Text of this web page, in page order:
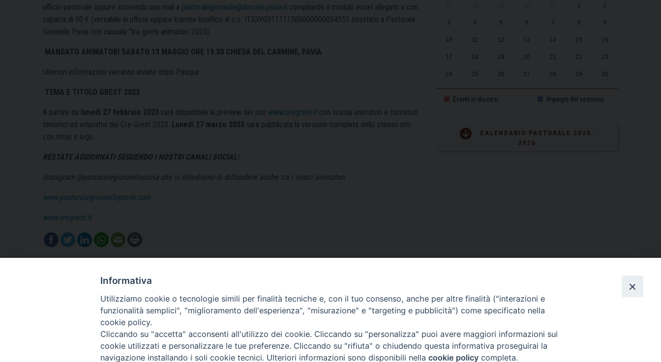
ufficio pastorale oppure scrivendo una mail a pastoralegiovanile@diocesi.pavia.it compilando il modulo excel allegato e con
caparra di 50 € (versabile in ufficio oppure tramite bonifico al c.c. IT33V0311111300000000054551 intestato a Pastorale
Giovanile Pavia con causale “tre giorni animatori 2023).
MANDATO ANIMATORI SABATO 13 MAGGIO ORE 19.30 CHIESA DEL CARMINE, PAVIA
Ulteriori informazioni verranno inviate dopo Pasqua.
TEMA E TITOLO GREST 2023
A partire da lunedì 27 febbraio 2023 sarà disponibile la preview del sito www.cregrest.it con scuola animatori e contenuti
tematici ed educativi del Cre-Grest 2023. Lunedì 27 marzo 2023 sarà pubblicata la versione completa dello stesso sito
con titolo e logo.
RESTATE AGGIORNATI SEGUENDO I NOSTRI CANALI SOCIAL:
Instagram @pastoralegiovanilepavia che vi chiediamo di diffondere anche tra i vostri animatori
www.pastoralegiovanilepavia.com
www.cregrest.it
1 2
3 4 5 6 7 8 9
10 11 12 13 14 15 16
17 18 19 20 21 22 23
24 25 26 27 28 29 30
Eventi in diocesi Impegni del vescovo
CALENDARIO PASTORALE 2025-
2026
Informativa
Utilizziamo cookie o tecnologie simili per finalità tecniche e, con il tuo consenso, anche per altre finalità ("interazioni e
funzionalità semplici", "miglioramento dell'esperienza", "misurazione" e "targeting e pubblicità") come specificato nella
cookie policy.
Cliccando su "accetta" acconsenti all'utilizzo dei cookie. Cliccando su "personalizza" puoi avere maggiori informazioni sui
cookie utilizzati e personalizzare le tue preferenze. Cliccando su "rifiuta" o chiudendo questa informativa proseguirai la
navigazione installando i soli cookie tecnici. Ulteriori informazioni sono disponibili nella cookie policy completa.